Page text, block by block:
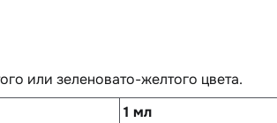
или зеленовато-желтого цвета.
1 мл